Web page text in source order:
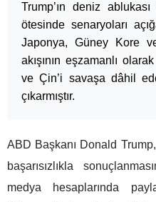
Trump’ın deniz
ötesinde senaryoları
Japonya, Güney Kore
akışının eşzamanlı
ve Çin’i savaşa dâhil
çıkarmıştır.
ABD Başkanı Donald
başarısızlıkla
medya hesaplarında